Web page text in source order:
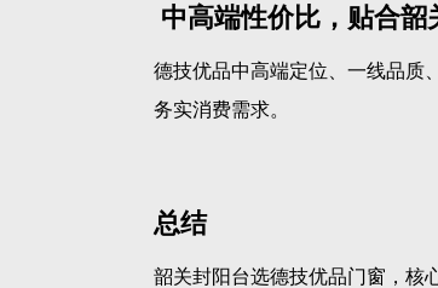
中高端性价比，贴合韶
德技优品中高端定位、一线品质
务实消费需求。
总结
韶关封阳台选德技优品门窗，核